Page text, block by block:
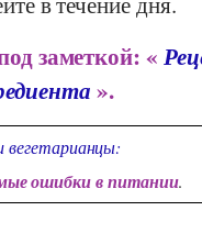
заметкой: «
».
ошибки в питании.